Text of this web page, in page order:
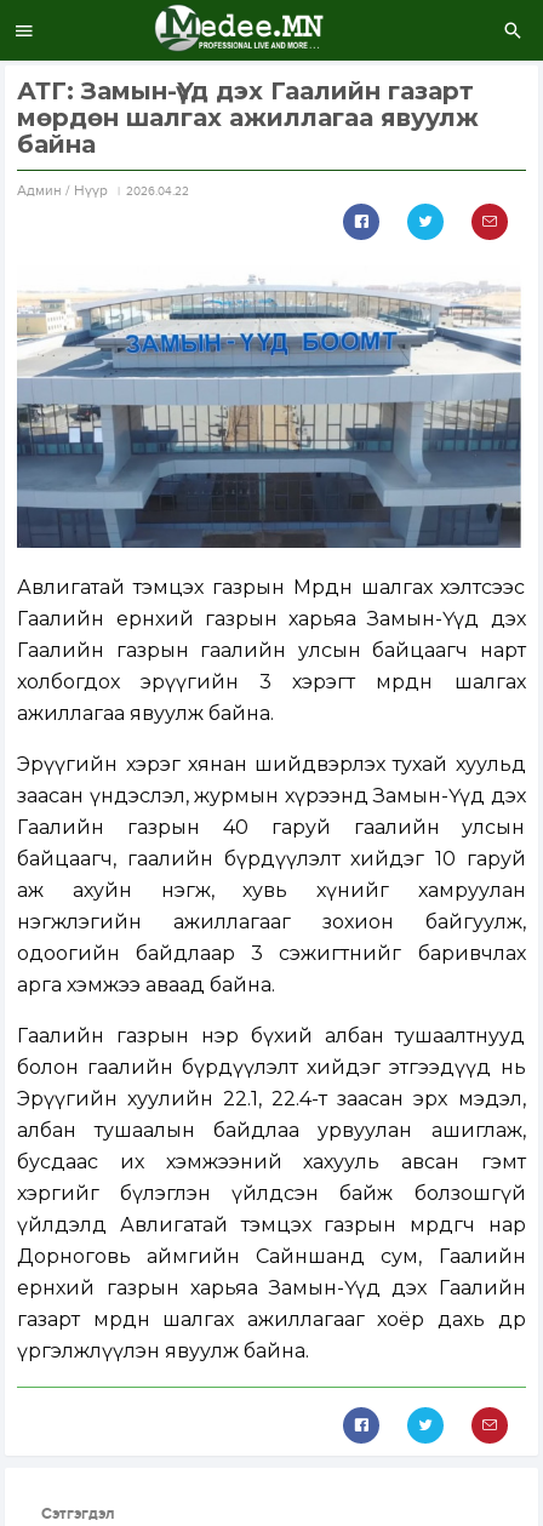
АТГ: Замын-Үүд дэх Гаалийн газарт
мөрдөн шалгах ажиллагаа явуулж
байна
Aдмин / Нүүр 2026.04.22
Авлигатай тэмцэх газрын Мөрдөн шалгах хэлтсээс
Гаалийн ерөнхий газрын харьяа Замын-Үүд дэх
Гаалийн газрын гаалийн улсын байцаагч нарт
холбогдох эрүүгийн 3 хэрэгт мөрдөн шалгах
ажиллагаа явуулж байна.
Эрүүгийн хэрэг хянан шийдвэрлэх тухай хуульд
заасан үндэслэл, журмын хүрээнд Замын-Үүд дэх
Гаалийн газрын 40 гаруй гаалийн улсын
байцаагч, гаалийн бүрдүүлэлт хийдэг 10 гаруй
аж ахуйн нэгж, хувь хүнийг хамруулан
нэгжлэгийн ажиллагааг зохион байгуулж,
одоогийн байдлаар 3 сэжигтнийг баривчлах
арга хэмжээ аваад байна.
Гаалийн газрын нэр бүхий албан тушаалтнууд
болон гаалийн бүрдүүлэлт хийдэг этгээдүүд нь
Эрүүгийн хуулийн 22.1, 22.4-т заасан эрх мэдэл,
албан тушаалын байдлаа урвуулан ашиглаж,
бусдаас их хэмжээний хахууль авсан гэмт
хэргийг бүлэглэн үйлдсэн байж болзошгүй
үйлдэлд Авлигатай тэмцэх газрын мөрдөгч нар
Дорноговь аймгийн Сайншанд сум, Гаалийн
ерөнхий газрын харьяа Замын-Үүд дэх Гаалийн
газарт мөрдөн шалгах ажиллагааг хоёр дахь өдрөө
үргэлжлүүлэн явуулж байна.
Сэтгэгдэл